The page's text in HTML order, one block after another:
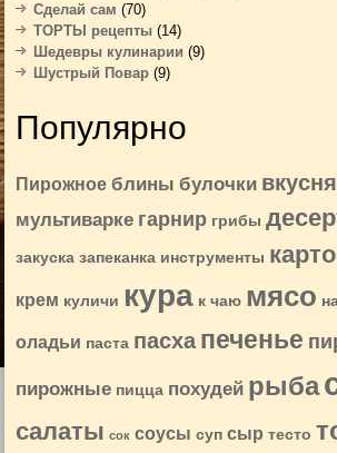
Сделай сам (70)
ТОРТЫ рецепты (14)
Шедевры кулинарии (9)
Шустрый Повар (9)
Популярно
Пирожное блины булочки
мультиварке гарнир грибы
закуска запеканка инструменты
крем куличи кура к чаю мясо
оладьи паста пасха печенье
пирожные пицца похудей рыба
салаты сок соусы суп сыр тесто